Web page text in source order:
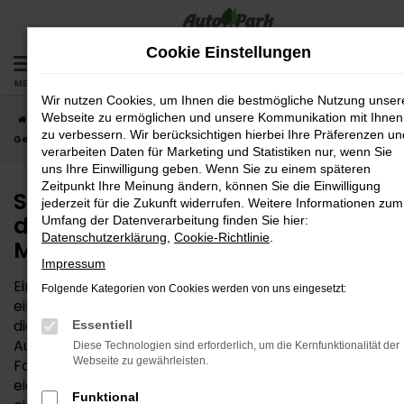
Zum
springen
MENÜ
Startseite München Seat Seat Ibiza
Seat Ibiza
Gebrauchtwagen – die günstige Lösung für München
Seat Ibiza Gebrauchtwagen –
die günstige Lösung für
München
Ein Seat Ibiza Gebrauchtwagen ist weit mehr als nur
ein kostensparender Kompromiss. Wenn Sie sich für
dieses Modell entscheiden, erhalten Sie bei der
AutoPark GmbH ein komplett durchgechecktes
Fahrzeug in Bestform. Für Ihre Mobilität in München
eignet sich das Fahrzeug perfekt – den
Cookie Einstellungen
Wir nutzen Cookies, um Ihnen die bestmögliche Nutzung
Webseite zu ermöglichen und unsere Kommunikation mit Ihnen
zu verbessern. Wir berücksichtigen hierbei Ihre Präferenzen
verarbeiten Daten für Marketing und Statistiken nur, wenn Sie
uns Ihre Einwilligung geben. Wenn Sie zu einem späteren
Zeitpunkt Ihre Meinung ändern, können Sie die Einwilligung
jederzeit für die Zukunft widerrufen. Weitere Informationen zum
Umfang der Datenverarbeitung finden Sie hier:
Datenschutzerklärung Cookie-Richtlinie
Impressum
Folgende Kategorien von Cookies werden von uns eingesetzt:
Essentiell
Diese Technologien sind erforderlich, um die Kernfunktionalität der
Webseite zu gewährleisten.
Funktional